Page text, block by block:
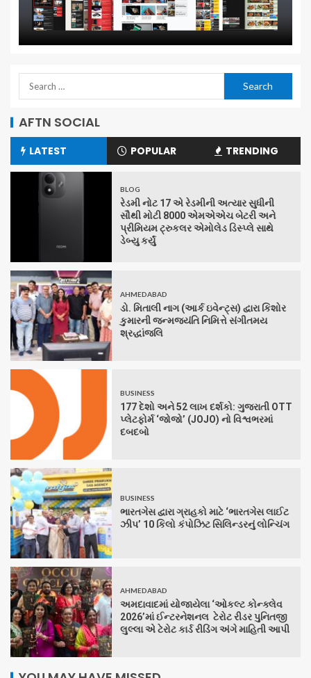
AFTN SOCIAL
LATEST POPULAR TRENDING
BLOG
રેડમી નોટ 17 એ રેડમીની અત્યાર સુધીની
સૌથી મોટી 8000 એમએએચ બેટરી અને
પ્રીમિયમ ટ્રુકલર એમોલેડ ડિસ્પ્લે સાથે
ડેબ્યુ કર્યું
AHMEDABAD
ડો. મિતાલી નાગ (આર્ક ઇવેન્ટ્સ) દ્વારા કિશોર
કુમારની જન્મજયંતિ નિમિત્તે સંગીતમય
શ્રદ્ધાંજલિ
BUSINESS
177 દેશો અને 52 લાખ દર્શકો: ગુજરાતી OTT
પ્લેટફોર્મ ‘જોજો’ (JOJO) નો વિશ્વભરમાં
દબદબો
BUSINESS
ભારતગેસ દ્વારા ગ્રાહકો માટે ‘ભારતગેસ લાઈટ
ઝીપ’ 10 કિલો કંપોઝિટ સિલિન્ડરનું લોન્ચિંગ
AHMEDABAD
અમદાવાદમાં યોજાયેલા ‘ઓકલ્ટ કોન્ક્લેવ
2026’માં ઈન્ટરનેશનલ ટેરોટ રીડર પુનિતજી
લુલ્લા એ ટેરોટ કાર્ડ રીડિંગ અંગે માહિતી આપી